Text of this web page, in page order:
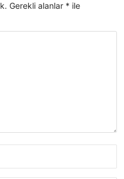
Gerekli alanlar * ile